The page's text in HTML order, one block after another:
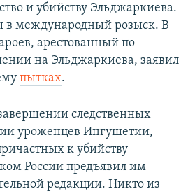
и убийству Эльджаркиева.
в международный розыск. В
арестованный по
на Эльджаркиева, заявил
пытках.
следственных
уроженцев Ингушетии,
к убийству
России предъявил им
редакции. Никто из